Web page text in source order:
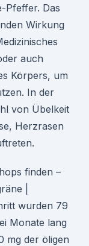
Pfeffer. Das
Wirkung
auch
Körpers, um
In der
von Übelkeit
Herzrasen
finden –
|
wurden 79
Monate lang
mg der öligen